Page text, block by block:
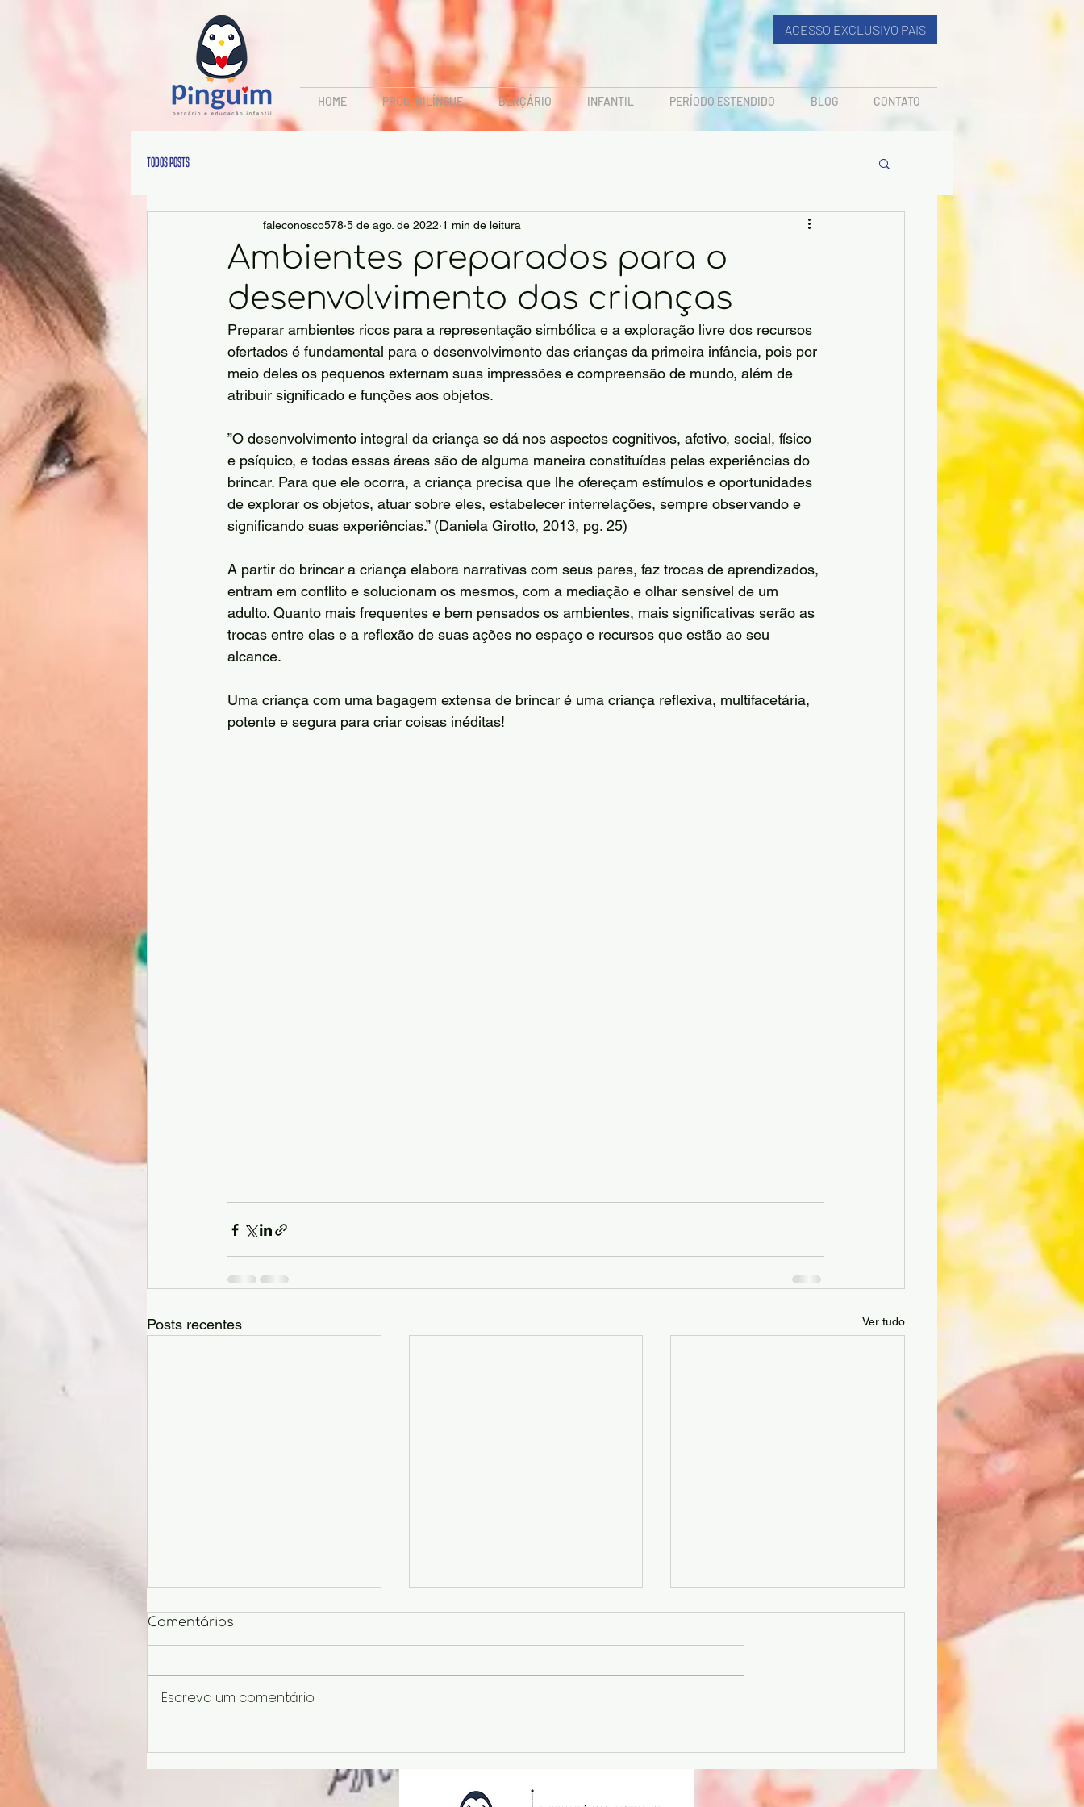
ACESSO EXCLUSIVO PAIS
HOME PROG. BILÍNGUE BERÇÁRIO INFANTIL PERÍODO ESTENDIDO BLOG CONTATO
Todos posts
Ambientes preparados para o
desenvolvimento das crianças
faleconosco578 5 de ago. de 2022 1 min de leitura
Preparar ambientes ricos para a representação simbólica e a exploração livre dos recursos
ofertados é fundamental para o desenvolvimento das crianças da primeira infância, pois por
meio deles os pequenos externam suas impressões e compreensão de mundo, além de
atribuir significado e funções aos objetos.
”O desenvolvimento integral da criança se dá nos aspectos cognitivos, afetivo, social, físico
e psíquico, e todas essas áreas são de alguma maneira constituídas pelas experiências do
brincar. Para que ele ocorra, a criança precisa que lhe ofereçam estímulos e oportunidades
de explorar os objetos, atuar sobre eles, estabelecer interrelações, sempre observando e
significando suas experiências.” (Daniela Girotto, 2013, pg. 25)
A partir do brincar a criança elabora narrativas com seus pares, faz trocas de aprendizados,
entram em conflito e solucionam os mesmos, com a mediação e olhar sensível de um
adulto. Quanto mais frequentes e bem pensados os ambientes, mais significativas serão as
trocas entre elas e a reflexão de suas ações no espaço e recursos que estão ao seu
alcance.
Uma criança com uma bagagem extensa de brincar é uma criança reflexiva, multifacetária,
potente e segura para criar coisas inéditas!
Posts recentes Ver tudo
Comentários
Escreva um comentário